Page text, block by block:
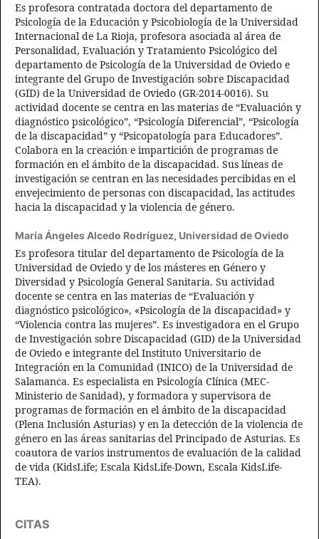
Es profesora contratada doctora del departamento de
Psicología de la Educación y Psicobiología de la Universidad
Internacional de La Rioja, profesora asociada al área de
Personalidad, Evaluación y Tratamiento Psicológico del
departamento de Psicología de la Universidad de Oviedo e
integrante del Grupo de Investigación sobre Discapacidad
(GID) de la Universidad de Oviedo (GR-2014-0016). Su
actividad docente se centra en las materias de “Evaluación y
diagnóstico psicológico”, “Psicología Diferencial”, “Psicología
de la discapacidad” y “Psicopatología para Educadores”.
Colabora en la creación e impartición de programas de
formación en el ámbito de la discapacidad. Sus líneas de
investigación se centran en las necesidades percibidas en el
envejecimiento de personas con discapacidad, las actitudes
hacia la discapacidad y la violencia de género.
María Ángeles Alcedo Rodríguez, Universidad de Oviedo
Es profesora titular del departamento de Psicología de la
Universidad de Oviedo y de los másteres en Género y
Diversidad y Psicología General Sanitaria. Su actividad
docente se centra en las materias de “Evaluación y
diagnóstico psicológico», «Psicología de la discapacidad» y
“Violencia contra las mujeres”. Es investigadora en el Grupo
de Investigación sobre Discapacidad (GID) de la Universidad
de Oviedo e integrante del Instituto Universitario de
Integración en la Comunidad (INICO) de la Universidad de
Salamanca. Es especialista en Psicología Clínica (MEC-
Ministerio de Sanidad), y formadora y supervisora de
programas de formación en el ámbito de la discapacidad
(Plena Inclusión Asturias) y en la detección de la violencia de
género en las áreas sanitarias del Principado de Asturias. Es
coautora de varios instrumentos de evaluación de la calidad
de vida (KidsLife; Escala KidsLife-Down, Escala KidsLife-
TEA).
CITAS